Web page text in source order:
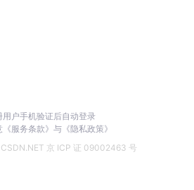
用户手机验证后自动登录
《服务条款》 与 《隐私政策》
京 ICP 证 09002463 号